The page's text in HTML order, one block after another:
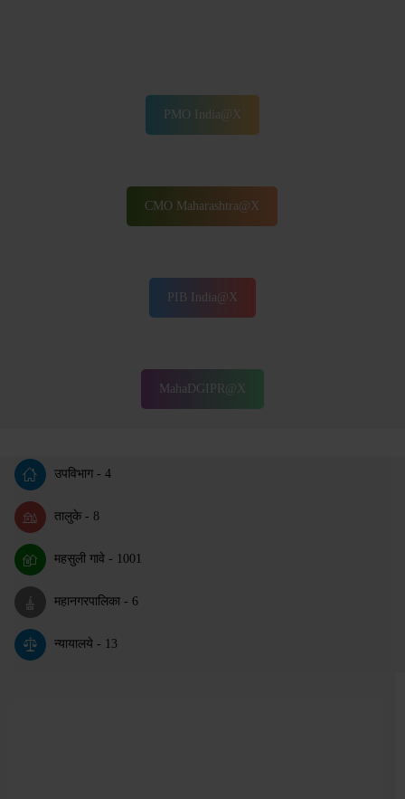
PMO India@X
CMO Maharashtra@X
PIB India@X
MahaDGIPR@X
उपविभाग - 4
तालुके - 8
महसुली गावे - 1001
महानगरपालिका - 6
न्यायालये - 13